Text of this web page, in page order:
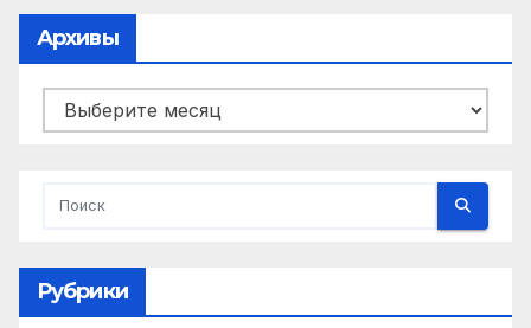
Архивы
Архивы
Рубрики